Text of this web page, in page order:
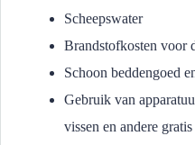
Scheepswater
Brandstofkosten voor
Schoon beddengoed
Gebruik van
vissen en andere